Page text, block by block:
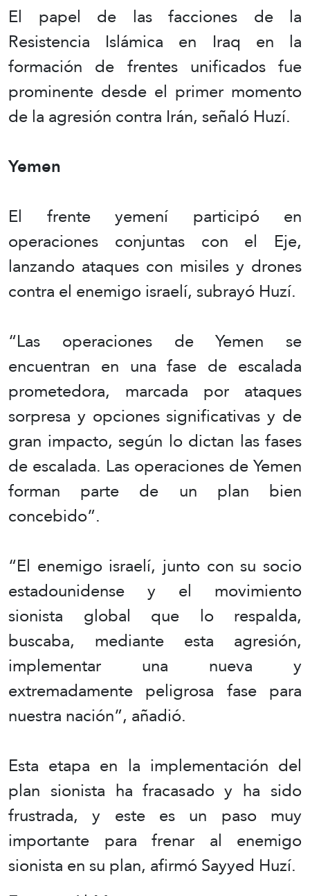
El papel de las facciones de la
Resistencia Islámica en Iraq en la
formación de frentes unificados fue
prominente desde el primer momento
de la agresión contra Irán, señaló Huzí.
Yemen
El frente yemení participó en
operaciones conjuntas con el Eje,
lanzando ataques con misiles y drones
contra el enemigo israelí, subrayó Huzí.
“Las operaciones de Yemen se
encuentran en una fase de escalada
prometedora, marcada por ataques
sorpresa y opciones significativas y de
gran impacto, según lo dictan las fases
de escalada. Las operaciones de Yemen
forman parte de un plan bien
concebido”.
“El enemigo israelí, junto con su socio
estadounidense y el movimiento
sionista global que lo respalda,
buscaba, mediante esta agresión,
implementar una nueva y
extremadamente peligrosa fase para
nuestra nación”, añadió.
Esta etapa en la implementación del
plan sionista ha fracasado y ha sido
frustrada, y este es un paso muy
importante para frenar al enemigo
sionista en su plan, afirmó Sayyed Huzí.